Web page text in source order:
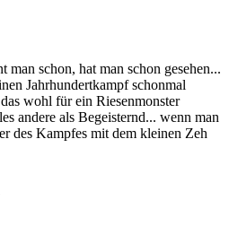
schon, hat man schon gesehen...
Jahrhundertkampf schonmal
wohl für ein Riesenmonster
andere als Begeisternd... wenn man
des Kampfes mit dem kleinen Zeh